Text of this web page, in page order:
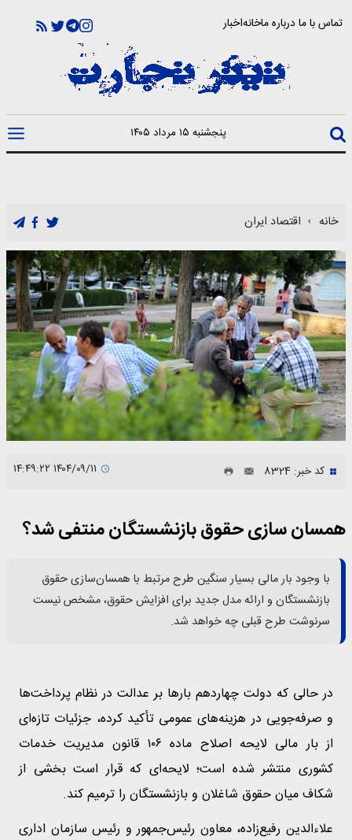
تماس با مادرباره ماخانهاخبار
پنجشنبه ۱۵ مرداد ۱۴۰۵
خانه اقتصاد ایران
کد خبر: 8324
همسان سازی حقوق بازنشستگان منتفی شد؟
با وجود بار مالی بسیار سنگین طرح مرتبط با همسان‌سازی حقوق
بازنشستگان و ارائه مدل جدید برای افزایش حقوق، مشخص نیست
سرنوشت طرح قبلی چه خواهد شد.
در حالی‌ که دولت چهاردهم بارها بر عدالت در نظام پرداخت‌ها
و صرفه‌جویی در هزینه‌های عمومی تأکید کرده، جزئیات تازه‌ای
از بار مالی لایحه اصلاح ماده ۱۰۶ قانون مدیریت خدمات
کشوری منتشر شده است؛ لایحه‌ای که قرار است بخشی از
شکاف میان حقوق شاغلان و بازنشستگان را ترمیم کند.
علاءالدین رفیع‌زاده، معاون رئیس‌جمهور و رئیس سازمان اداری